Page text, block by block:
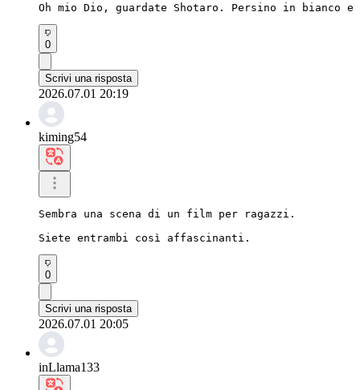
Oh mio Dio, guardate Shotaro. Persino in
0
Scrivi una risposta
2026.07.01 20:19
kiming54
Sembra una scena di un film per ragazzi.
Siete entrambi così affascinanti.
0
Scrivi una risposta
2026.07.01 20:05
inLlama133